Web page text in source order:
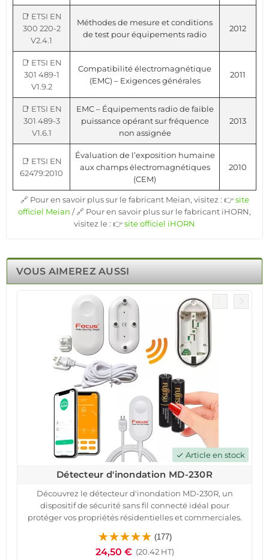
📑 ETSI EN
300 220-2
V2.4.1
Méthodes de mesure et conditions
de test pour équipements radio
2012
📑 ETSI EN
301 489-1
V1.9.2
Compatibilité électromagnétique
(EMC) – Exigences générales
2011
📑 ETSI EN
301 489-3
V1.6.1
EMC – Équipements radio de faible
puissance opérant sur fréquence
non assignée
2013
📑 ETSI EN
62479:2010
Évaluation de l’exposition humaine
aux champs électromagnétiques
(CEM)
2010
🔗 Pour en savoir plus sur le fabricant Meian, visitez : 👉site
officiel Meian / 🔗 Pour en savoir plus sur le fabricant iHORN,
visitez le : 👉site officiel iHORN
VOUS AIMEREZ AUSSI
check Article en stock
Détecteur d'inondation MD-230R
Découvrez le détecteur d'inondation MD-230R, un
dispositif de sécurité sans fil connecté idéal pour
protéger vos propriétés résidentielles et commerciales.
de 150 à 200 mètres, ce détecteur offre une surveillance
efficace contre les fuites d'eau.
(177)
24,50 € (20.42 HT)